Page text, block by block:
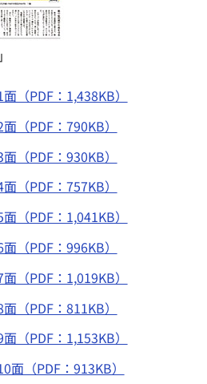
（PDF：1,438KB）
（PDF：790KB）
（PDF：930KB）
（PDF：757KB）
（PDF：1,041KB）
（PDF：996KB）
（PDF：1,019KB）
（PDF：811KB）
（PDF：1,153KB）
面（PDF：913KB）